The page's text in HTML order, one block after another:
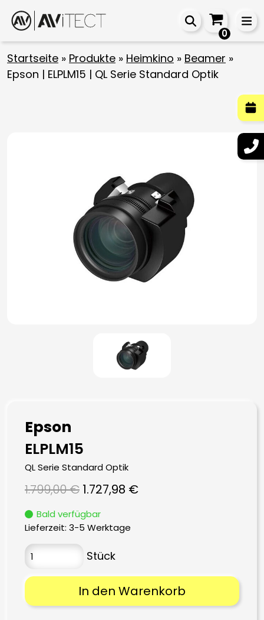
0
Startseite » Produkte » Heimkino » Beamer »
Epson | ELPLM15 | QL Serie Standard Optik
Epson
ELPLM15
QL Serie Standard Optik
1.799,00€ Ursprünglicher
Preis
war:
1.727,98 €Aktueller
Bald verfügbar
Lieferzeit: 3-5 Werktage
In den Warenkorb